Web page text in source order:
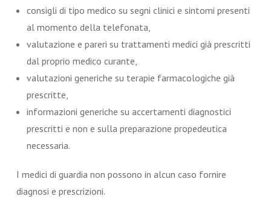
consigli di tipo medico su segni clinici e sintomi presenti
al momento della telefonata,
valutazione e pareri su trattamenti medici già prescritti
dal proprio medico curante,
valutazioni generiche su terapie farmacologiche già
prescritte,
informazioni generiche su accertamenti diagnostici
prescritti e non e sulla preparazione propedeutica
necessaria.
I medici di guardia non possono in alcun caso fornire
diagnosi e prescrizioni.